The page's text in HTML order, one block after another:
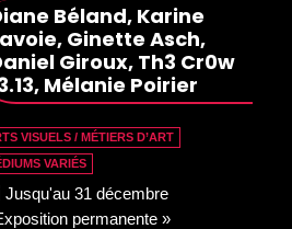
Béland, Karine
Ginette Asch,
Giroux, Th3 Cr0w
Mélanie Poirier
VISUELS / MÉTIERS D’ART
VARIÉS
Jusqu'au 31 décembre
permanente »